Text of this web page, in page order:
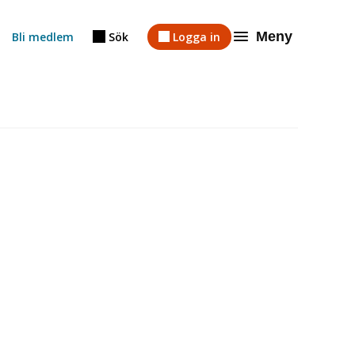
Bli medlem Sök Logga in Meny